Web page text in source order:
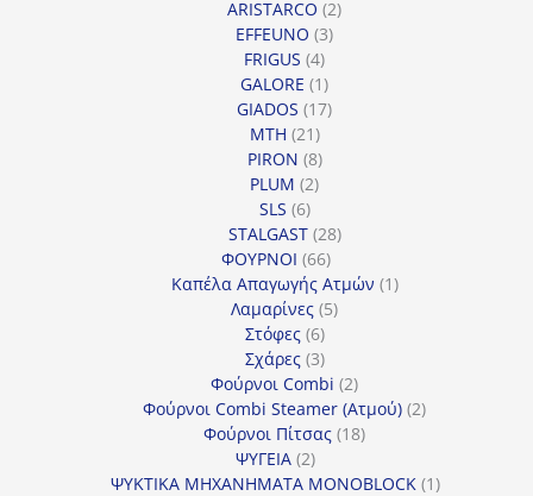
ARISTARCO 22
EFFEUNO 33
FRIGUS 44
προϊόντα
GALORE 11
προϊόν
GIADOS 1717
MTH 2121
προϊόντα
PIRON 88
προϊόντα
PLUM 22
SLS 66
προϊόντα
STALGAST 2828
ΦΟΥΡΝΟΙ 6666
προϊόντα
Καπέλα Απαγωγής Ατμών 11
Λαμαρίνες 55
Στόφες 66
προϊόντα
Σχάρες 33
προϊόντα
Φούρνοι Combi 22
προϊόντα
Φούρνοι Combi Steamer (Ατμού) 22
Φούρνοι Πίτσας 1818
ΨΥΓΕΙΑ 22
προϊόντα
ΨΥΚΤΙΚΑ ΜΗΧΑΝΗΜΑΤΑ MONOBLOCK 11